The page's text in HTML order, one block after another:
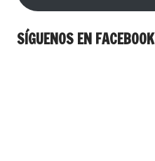
SÍGUENOS EN FACEBOOK